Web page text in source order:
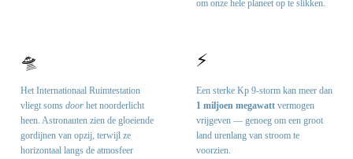
om onze hele planeet op te slikken.
🛸
Het Internationaal Ruimtestation
vliegt soms door het noorderlicht
heen. Astronauten zien de gloeiende
gordijnen van opzij, terwijl ze
horizontaal langs de atmosfeer
⚡
Een sterke Kp 9-storm kan meer dan
1 miljoen megawatt vermogen
vrijgeven — genoeg om een groot
land urenlang van stroom te
voorzien.